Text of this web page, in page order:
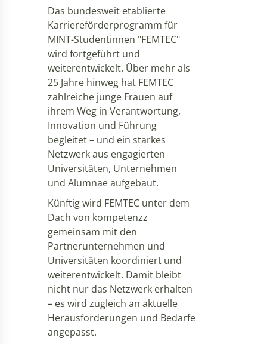
Das bundesweit etablierte
Karriereförderprogramm für
MINT-Studentinnen "FEMTEC"
wird fortgeführt und
weiterentwickelt. Über mehr als
25 Jahre hinweg hat FEMTEC
zahlreiche junge Frauen auf
ihrem Weg in Verantwortung,
Innovation und Führung
begleitet – und ein starkes
Netzwerk aus engagierten
Universitäten, Unternehmen
und Alumnae aufgebaut.
Künftig wird FEMTEC unter dem
Dach von kompetenzz
gemeinsam mit den
Partnerunternehmen und
Universitäten koordiniert und
weiterentwickelt. Damit bleibt
nicht nur das Netzwerk erhalten
– es wird zugleich an aktuelle
Herausforderungen und Bedarfe
angepasst.